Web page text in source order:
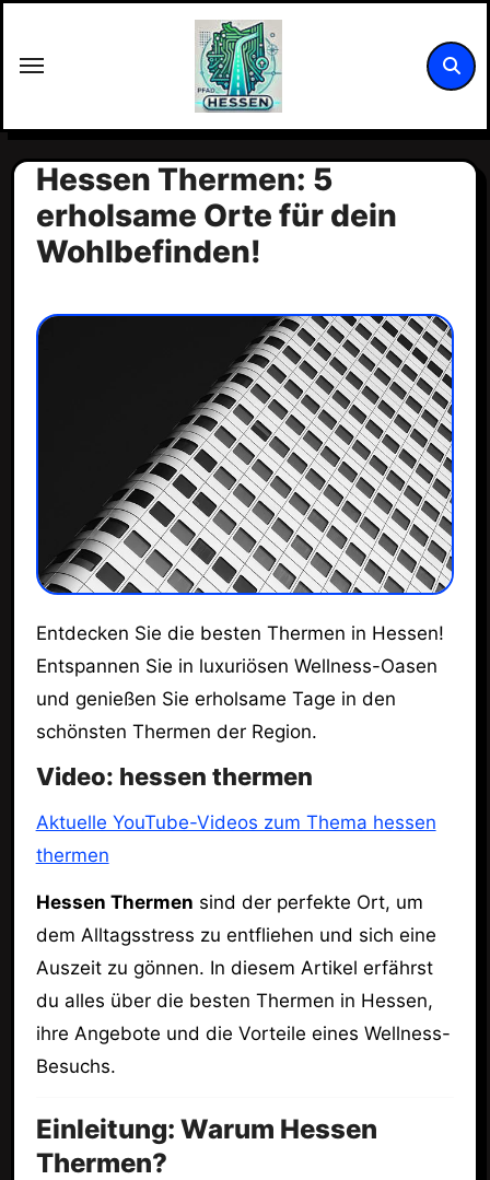
springen
Hessen Thermen: 5
erholsame Orte für dein
Wohlbefinden!
Entdecken Sie die besten Thermen in Hessen!
Entspannen Sie in luxuriösen Wellness-Oasen
und genießen Sie erholsame Tage in den
schönsten Thermen der Region.
Video: hessen thermen
Aktuelle YouTube-Videos zum Thema hessen
thermen
Hessen Thermen sind der perfekte Ort, um
dem Alltagsstress zu entfliehen und sich eine
Auszeit zu gönnen. In diesem Artikel erfährst
du alles über die besten Thermen in Hessen,
ihre Angebote und die Vorteile eines Wellness-
Besuchs.
Einleitung: Warum Hessen
Thermen?